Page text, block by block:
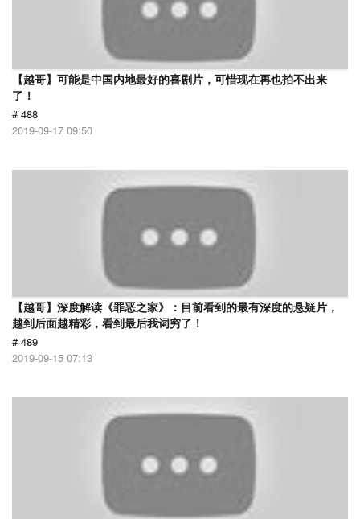
【越哥】可能是中国内地最好的喜剧片，可惜现在再也拍不出来
了！
# 488
2019-09-17 09:50
【越哥】深度解读《罪恶之家》：目前看到的最有深度的悬疑片，
越到后面越精彩，看到最后我词穷了！
# 489
2019-09-15 07:13